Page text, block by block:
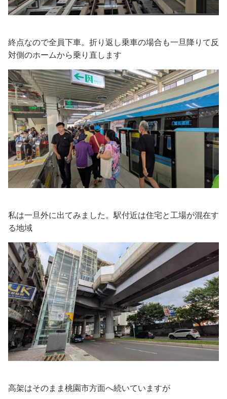
終点なので全員下車。折り返し乗車の場合も一旦降りて反
対側のホームから乗り直します
私は一旦外に出てみました。駅付近は住宅と工場が混在す
る地域
高架はそのまま桃園市方面へ続いていますが